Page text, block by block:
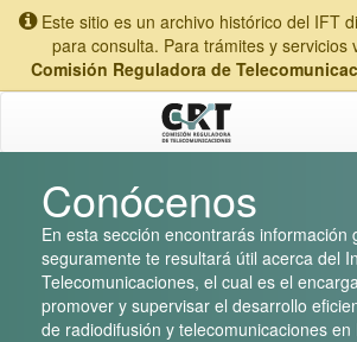
Este sitio es un archivo histórico del IFT
para consulta. Para trámites y servicios
Comisión Reguladora de
Conócenos
En esta sección encontrarás información
seguramente te resultará útil acerca del
Telecomunicaciones, el cual es el
promover y supervisar el desarrollo
de radiodifusión y telecomunicaciones en